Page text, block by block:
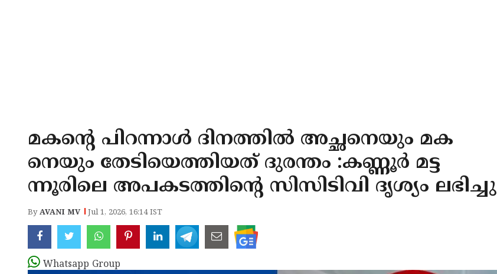
മകൻ്റെ പിറന്നാൾ ദിനത്തിൽ അച്ഛനെയും മക
നെയും തേടിയെത്തിയത് ദുരന്തം :കണ്ണൂർ മട്ട
ന്നൂരിലെ അപകടത്തിൻ്റെ സിസിടിവി ദൃശ്യം ലഭിച്ചു
ByAVANI MV Jul 1, 2026, 16:14 IST
Whatsapp Group